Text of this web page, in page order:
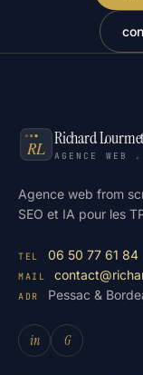
Richard
AGENCE
Agence web from
SEO et IA pour les
TEL 06 50 77 61 84
MAIL
ADR Pessac &
in G